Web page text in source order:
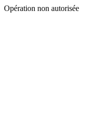
Opération non autorisée